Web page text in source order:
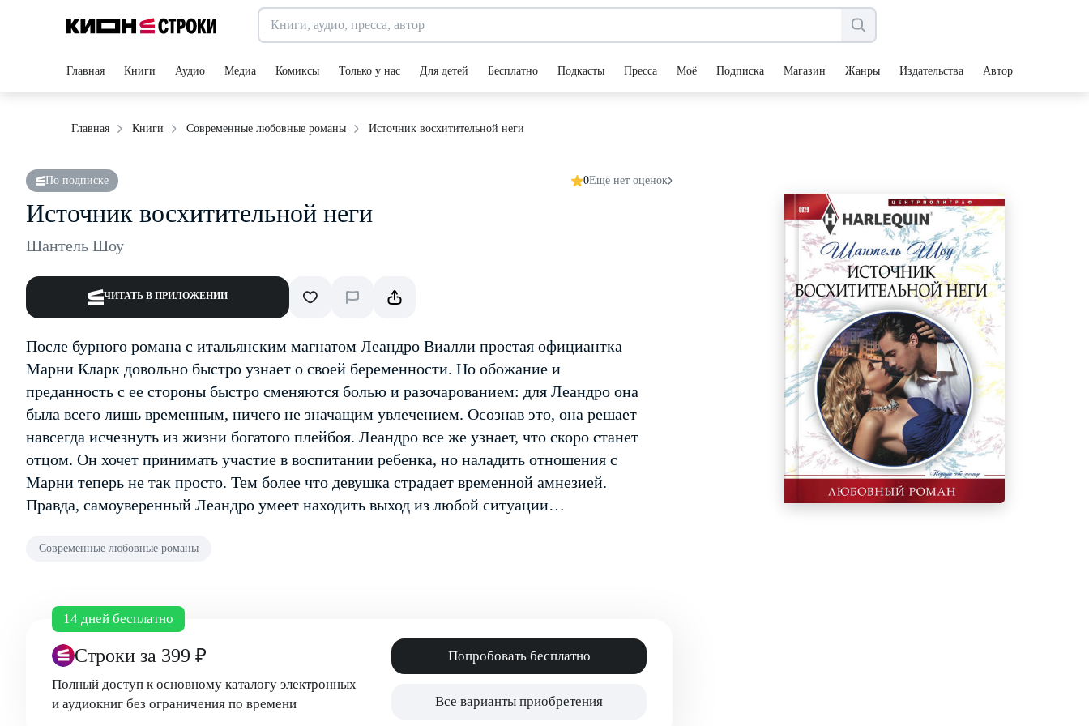
Главная Книги Аудио Медиа Комиксы Только у нас Для детей Бесплатно Подкасты Пресса Моё Подписка Магазин Жанры Издательства Авторы
Главная Книги Современные любовные романы Источник восхитительной неги
По подписке 0Ещё нет оценок
Источник восхитительной неги
Шантель Шоу
ЧИТАТЬ В ПРИЛОЖЕНИИ
После бурного романа с итальянским магнатом Леандро Виалли простая официантка
Марни Кларк довольно быстро узнает о своей беременности. Но обожание и
преданность с ее стороны быстро сменяются болью и разочарованием: для Леандро она
была всего лишь временным, ничего не значащим увлечением. Осознав это, она решает
навсегда исчезнуть из жизни богатого плейбоя. Леандро все же узнает, что скоро станет
отцом. Он хочет принимать участие в воспитании ребенка, но наладить отношения с
Марни теперь не так просто. Тем более что девушка страдает временной амнезией.
Правда, самоуверенный Леандро умеет находить выход из любой ситуации…
Современные любовные романы
14 дней бесплатно
Строки за 399 ₽
Полный доступ к основному каталогу электронных
и аудиокниг без ограничения по времени
Попробовать бесплатно
Все варианты приобретения